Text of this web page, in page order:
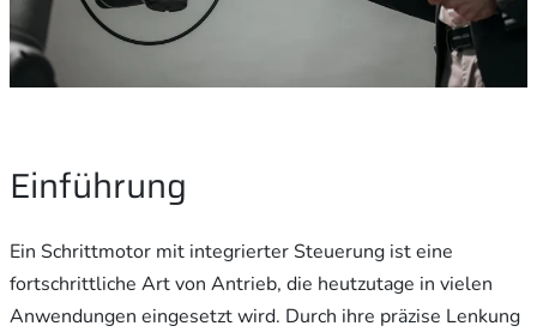
Einführung
Ein Schrittmotor mit integrierter Steuerung ist eine
fortschrittliche Art von Antrieb, die heutzutage in vielen
Anwendungen eingesetzt wird. Durch ihre präzise Lenkung